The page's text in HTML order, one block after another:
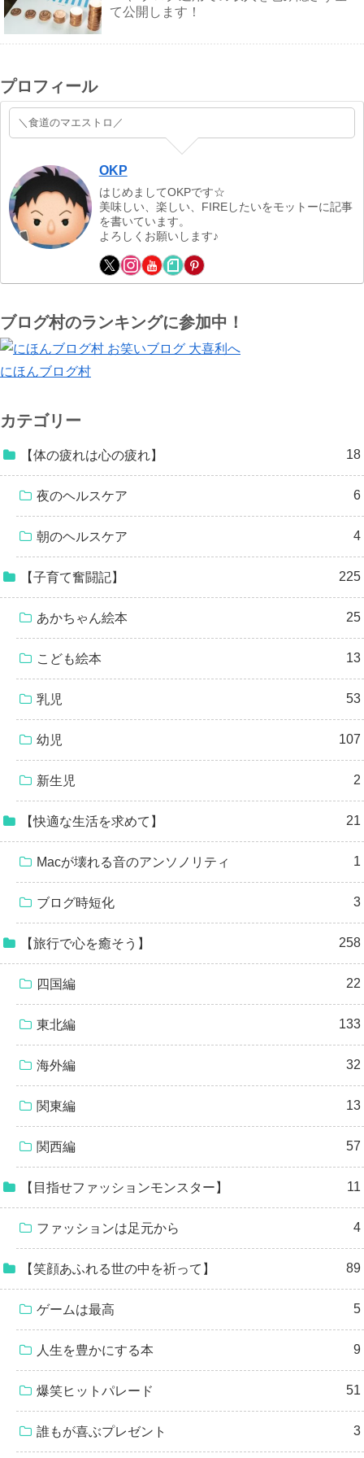
て公開します！
プロフィール
＼食道のマエストロ／
OKP
はじめましてOKPです☆
美味しい、楽しい、FIREしたいをモットーに記事
を書いています。
よろしくお願いします♪
ブログ村のランキングに参加中！
にほんブログ村
カテゴリー
【体の疲れは心の疲れ】 18
夜のヘルスケア 6
朝のヘルスケア 4
【子育て奮闘記】 225
あかちゃん絵本 25
こども絵本 13
乳児 53
幼児 107
新生児 2
【快適な生活を求めて】 21
Macが壊れる音のアンソノリティ 1
ブログ時短化 3
【旅行で心を癒そう】 258
四国編 22
東北編 133
海外編 32
関東編 13
関西編 57
【目指せファッションモンスター】 11
ファッションは足元から 4
【笑顔あふれる世の中を祈って】 89
ゲームは最高 5
人生を豊かにする本 9
爆笑ヒットパレード 51
誰もが喜ぶプレゼント 3